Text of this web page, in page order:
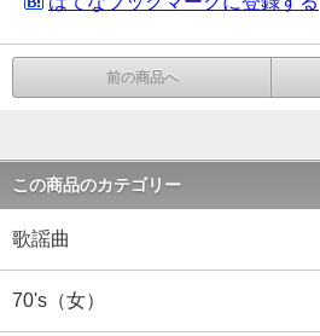
前の商品へ
この商品のカテゴリー
歌謡曲
70's（女）